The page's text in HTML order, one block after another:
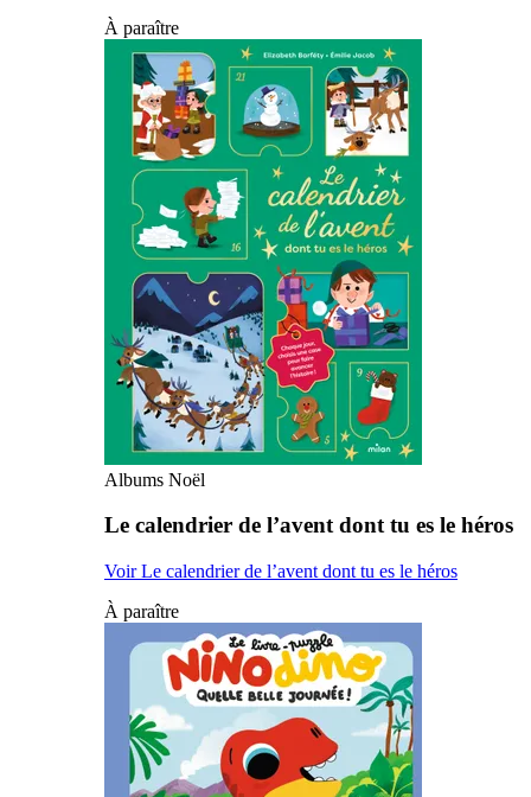
À paraître
Albums Noël
Le calendrier de l’avent dont tu es le héros
Voir Le calendrier de l’avent dont tu es le héros
À paraître